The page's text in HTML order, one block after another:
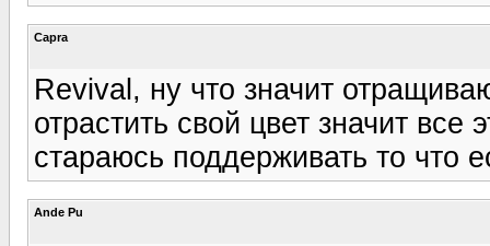
Capra
Revival, ну что значит
отрастить свой цвет значит все
стараюсь поддерживать то что
Ande Pu